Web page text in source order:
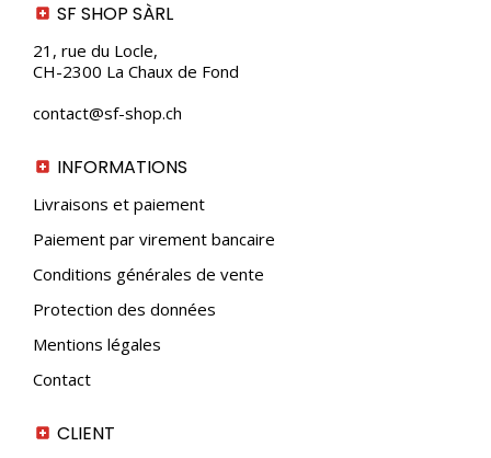
SF SHOP SÀRL
21, rue du Locle,
CH-2300 La Chaux de Fond
contact@sf-shop.ch
INFORMATIONS
Livraisons et paiement
Paiement par virement bancaire
Conditions générales de vente
Protection des données
Mentions légales
Contact
CLIENT